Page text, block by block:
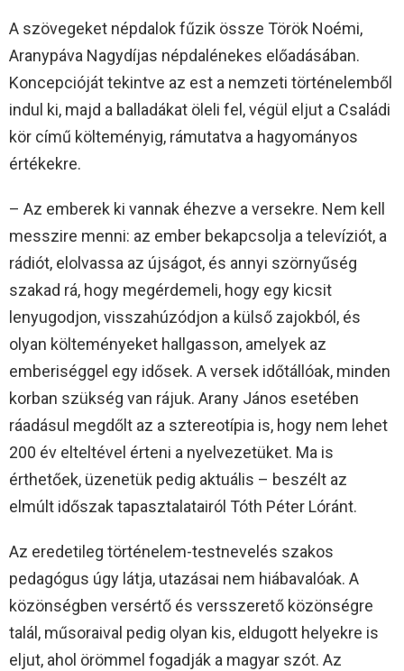
A szövegeket népdalok fűzik össze Török Noémi,
Aranypáva Nagydíjas népdalénekes előadásában.
Koncepcióját tekintve az est a nemzeti történelemből
indul ki, majd a balladákat öleli fel, végül eljut a Családi
kör című költeményig, rámutatva a hagyományos
értékekre.
– Az emberek ki vannak éhezve a versekre. Nem kell
messzire menni: az ember bekapcsolja a televíziót, a
rádiót, elolvassa az újságot, és annyi szörnyűség
szakad rá, hogy megérdemeli, hogy egy kicsit
lenyugodjon, visszahúzódjon a külső zajokból, és
olyan költeményeket hallgasson, amelyek az
emberiséggel egy idősek. A versek időtállóak, minden
korban szükség van rájuk. Arany János esetében
ráadásul megdőlt az a sztereotípia is, hogy nem lehet
200 év elteltével érteni a nyelvezetüket. Ma is
érthetőek, üzenetük pedig aktuális – beszélt az
elmúlt időszak tapasztalatairól Tóth Péter Lóránt.
Az eredetileg történelem-testnevelés szakos
pedagógus úgy látja, utazásai nem hiábavalóak. A
közönségben versértő és versszerető közönségre
talál, műsoraival pedig olyan kis, eldugott helyekre is
eljut, ahol örömmel fogadják a magyar szót. Az